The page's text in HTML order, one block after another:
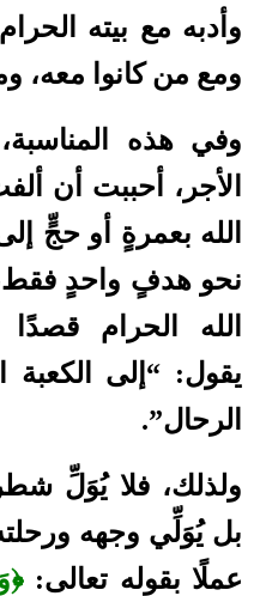
وأدبه مع بيته
ومع من كانوا معه،
وفي هذه
الأجر، أحببت أن
الله بعمرةٍ أو حجٍّ
نحو هدفٍ واحدٍ
الله الحرام
يقول: “إلى الكعبة
الرحال”.
ولذلك، فلا يُوَلِّ
بل يُوَلِّي وجهه
عملًا بقوله تعالى: